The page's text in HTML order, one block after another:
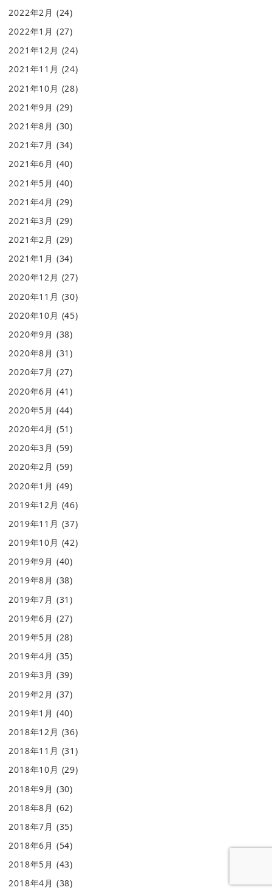
2022年2月 (24)
2022年1月 (27)
2021年12月 (24)
2021年11月 (24)
2021年10月 (28)
2021年9月 (29)
2021年8月 (30)
2021年7月 (34)
2021年6月 (40)
2021年5月 (40)
2021年4月 (29)
2021年3月 (29)
2021年2月 (29)
2021年1月 (34)
2020年12月 (27)
2020年11月 (30)
2020年10月 (45)
2020年9月 (38)
2020年8月 (31)
2020年7月 (27)
2020年6月 (41)
2020年5月 (44)
2020年4月 (51)
2020年3月 (59)
2020年2月 (59)
2020年1月 (49)
2019年12月 (46)
2019年11月 (37)
2019年10月 (42)
2019年9月 (40)
2019年8月 (38)
2019年7月 (31)
2019年6月 (27)
2019年5月 (28)
2019年4月 (35)
2019年3月 (39)
2019年2月 (37)
2019年1月 (40)
2018年12月 (36)
2018年11月 (31)
2018年10月 (29)
2018年9月 (30)
2018年8月 (62)
2018年7月 (35)
2018年6月 (54)
2018年5月 (43)
2018年4月 (38)